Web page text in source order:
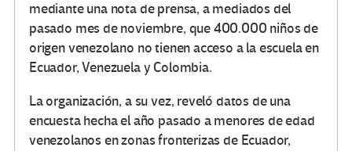
mediante una nota de prensa, a mediados del
pasado mes de noviembre, que 400.000 niños de
origen venezolano no tienen acceso a la escuela en
Ecuador, Venezuela y Colombia.
La organización, a su vez, reveló datos de una
encuesta hecha el año pasado a menores de edad
venezolanos en zonas fronterizas de Ecuador,